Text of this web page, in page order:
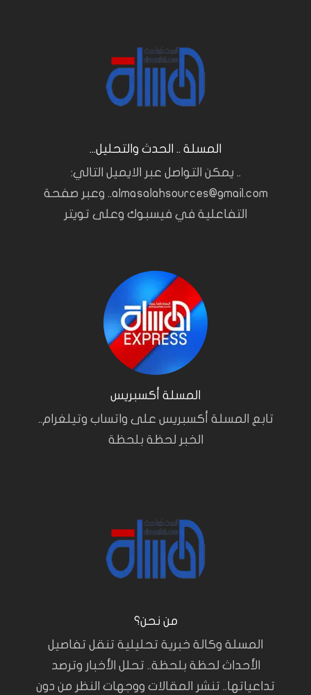
المسلة .. الحدث والتحليل...
.. يمكن التواصل عبر الايميل التالي:
almasalahsources@gmail.com.. وعبر صفحة
التفاعلية في فيسبوك وعلى تويتر
المسلة أكسبريس
تابع المسلة أكسبريس على واتساب وتيلغرام..
الخبر لحظة بلحظة
من نحن؟
المسلة وكالة خبرية تحليلية تنقل تفاصيل
الأحداث لحظة بلحظة.. تحلل الأخبار وترصد
تداعياتها.. تنشر المقالات ووجهات النظر من دون